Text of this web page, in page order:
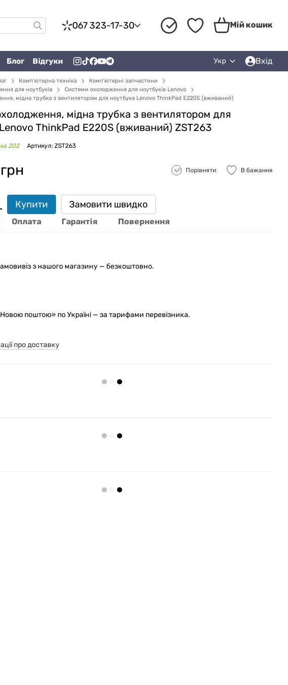
067 323-17-30 Мій кошик
Блог Відгуки Укр Вхід
Комп'ютерна техніка
Комп'ютерні запчастини
для ноутбуків
Системи охолодження для ноутбуків Lenovo
мідна трубка з вентилятором для ноутбука Lenovo ThinkPad E220S (вживаний)
мідна трубка з вентилятором для
ThinkPad E220S (вживаний) ZST263
202 Артикул: ZST263
Порівняти В бажання
Купити Замовити швидко
Оплата Гарантія Повернення
амовивіз з нашого магазину — безкоштовно.
поштою» по Україні — за тарифами перевізника.
про доставку